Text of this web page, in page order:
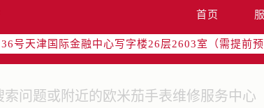
首页
1号东方广场写字楼W3座6层602室（需提前预约）
大街甲6号华熙国际中心写字楼D座11层1102室（需
号天津国际金融中心写字楼26层2603室（需提前预
港汇中心写字楼2座37层3705室（需提前预约）
1号（新街口）南京中心写字楼22层C1-1室（需提前